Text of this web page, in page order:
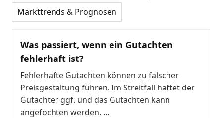
Markttrends & Prognosen
Was passiert, wenn ein Gutachten
fehlerhaft ist?
Fehlerhafte Gutachten können zu falscher
Preisgestaltung führen. Im Streitfall haftet der
Gutachter ggf. und das Gutachten kann
angefochten werden. …